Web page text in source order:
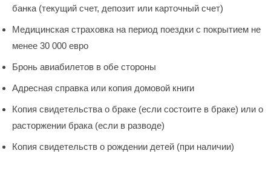
банка (текущий счет, депозит или карточный счет)
Медицинская страховка на период поездки с покрытием не
менее 30 000 евро
Бронь авиабилетов в обе стороны
Адресная справка или копия домовой книги
Копия свидетельства о браке (если состоите в браке) или о
расторжении брака (если в разводе)
Копия свидетельств о рождении детей (при наличии)